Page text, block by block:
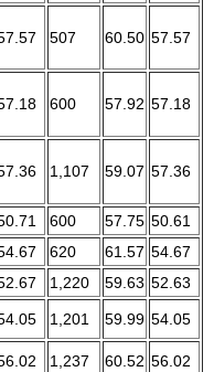
507 60.50 57.57
600 57.92 57.18
1,107 59.07 57.36
600 57.75 50.61
620 61.57 54.67
1,220 59.63 52.63
1,201 59.99 54.05
1,237 60.52 56.02